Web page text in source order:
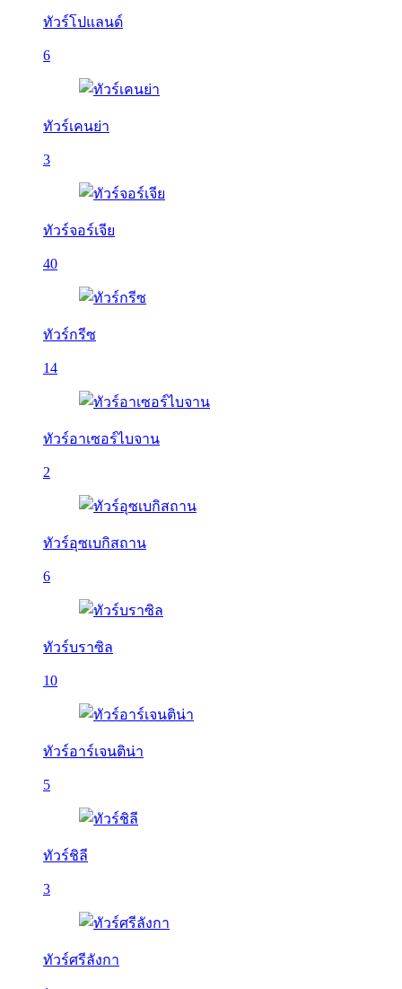
ทัวร์โปแลนด์
6
ทัวร์เคนย่า
3
ทัวร์จอร์เจีย
40
ทัวร์กรีซ
14
ทัวร์อาเซอร์ไบจาน
2
ทัวร์อุซเบกิสถาน
6
ทัวร์บราซิล
10
ทัวร์อาร์เจนติน่า
5
ทัวร์ชิลี
3
ทัวร์ศรีลังกา